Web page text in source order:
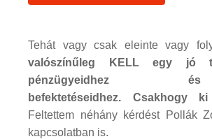
Tehát vagy csak eleinte vagy
valószínűleg KELL egy jó
befektetéseidhez. Csakhogy
Feltettem néhány kérdést Pollák
kapcsolatban is.